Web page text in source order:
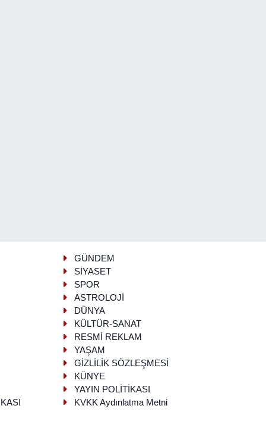
GÜNDEM
SİYASET
SPOR
ASTROLOJİ
DÜNYA
KÜLTÜR-SANAT
RESMİ REKLAM
YAŞAM
GİZLİLİK SÖZLEŞMESİ
KÜNYE
YAYIN POLİTİKASI
KVKK Aydınlatma Metni